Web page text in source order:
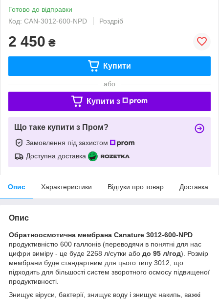
Готово до відправки
Код: CAN-3012-600-NPD
Роздріб
2 450 ₴
Купити
або
Купити з
Що таке купити з Пром?
Замовлення під захистом
Доступна доставка
Опис Характеристики Відгуки про товар Доставка
Опис
Обратноосмотична мембрана Canature 3012-600-NPD
продуктивністю 600 галлонів (переводячи в понятні для нас
цифри виміру - це буде 2268 л/сутки або до 95 л/год). Розмір
мембрани буде стандартним для цього типу 3012, що
підходить для більшості систем зворотного осмосу підвищеної
продуктивності.
Знищує віруси, бактерії, знищує воду і знищує накипь, важкі